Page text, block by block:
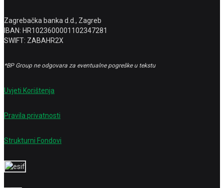
Zagrebačka banka d.d., Zagreb
IBAN: HR1023600001102347281
SWIFT: ZABAHR2X
*BP Group ne odgovara za eventualne pogreške u tekstu
Uvjeti Korištenja
Pravila privatnosti
Strukturni Fondovi